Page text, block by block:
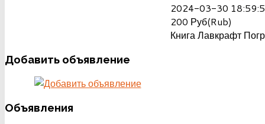
2024-03-30
200 Руб(Rub)
Книга Лавкрафт
Добавить объявление
Объявления